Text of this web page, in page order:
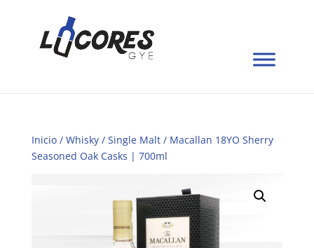
Inicio/ Whisky/ Single Malt/ Macallan 18YO Sherry
Seasoned Oak Casks | 700ml